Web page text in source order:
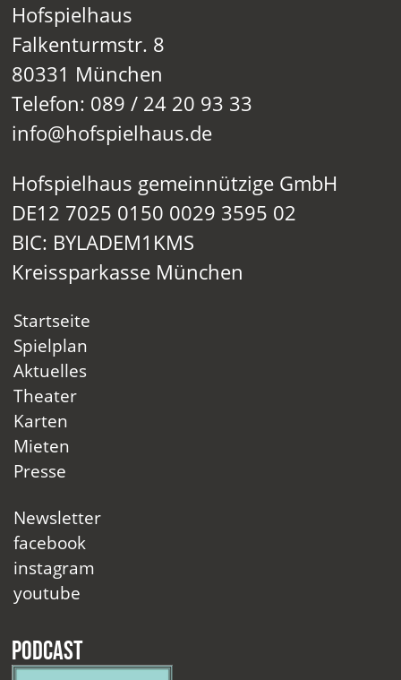
Hofspielhaus
Falkenturmstr. 8
80331 München
Telefon: 089 / 24 20 93 33
info@hofspielhaus.de
Hofspielhaus gemeinnützige GmbH
DE12 7025 0150 0029 3595 02
BIC: BYLADEM1KMS
Kreissparkasse München
Startseite
Spielplan
Aktuelles
Theater
Karten
Mieten
Presse
Newsletter
facebook
instagram
youtube
Podcast